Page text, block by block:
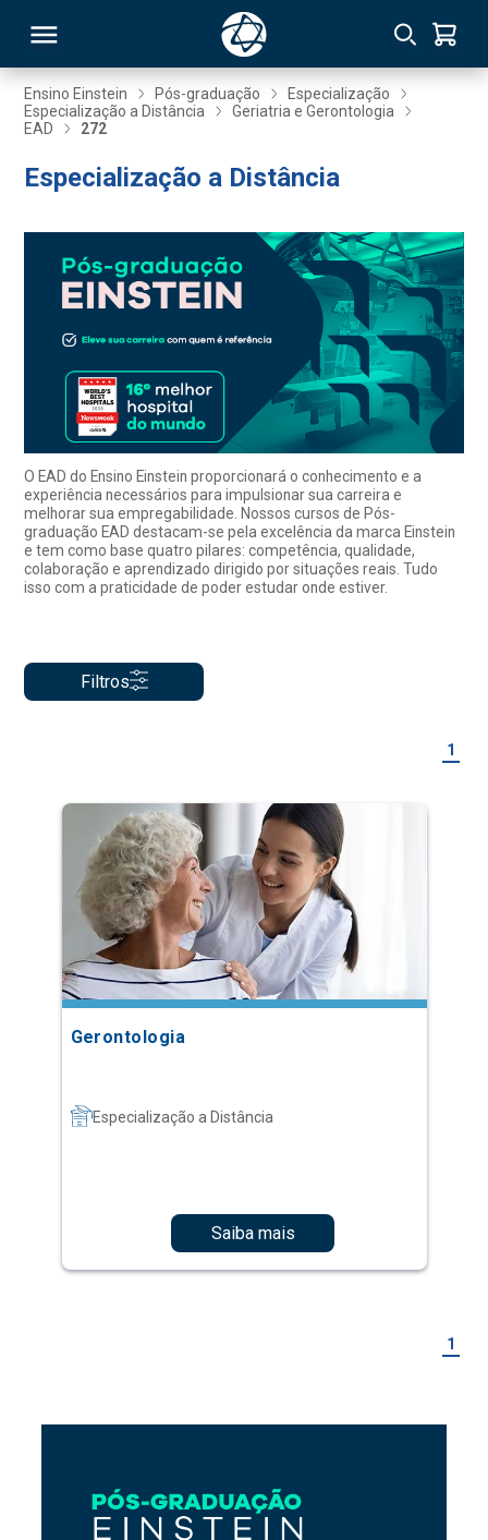
Ensino Einstein Pós-graduação
Especialização
Especialização a Distância
Geriatria e Gerontologia
EAD
272
Especialização a Distância
O EAD do Ensino Einstein proporcionará o conhecimento e a
experiência necessários para impulsionar sua carreira e
melhorar sua empregabilidade. Nossos cursos de Pós-
graduação EAD destacam-se pela excelência da marca Einstein
e tem como base quatro pilares: competência, qualidade,
colaboração e aprendizado dirigido por situações reais. Tudo
isso com a praticidade de poder estudar onde estiver.
Filtros
1
Gerontologia
Especialização a Distância
Saiba mais
1